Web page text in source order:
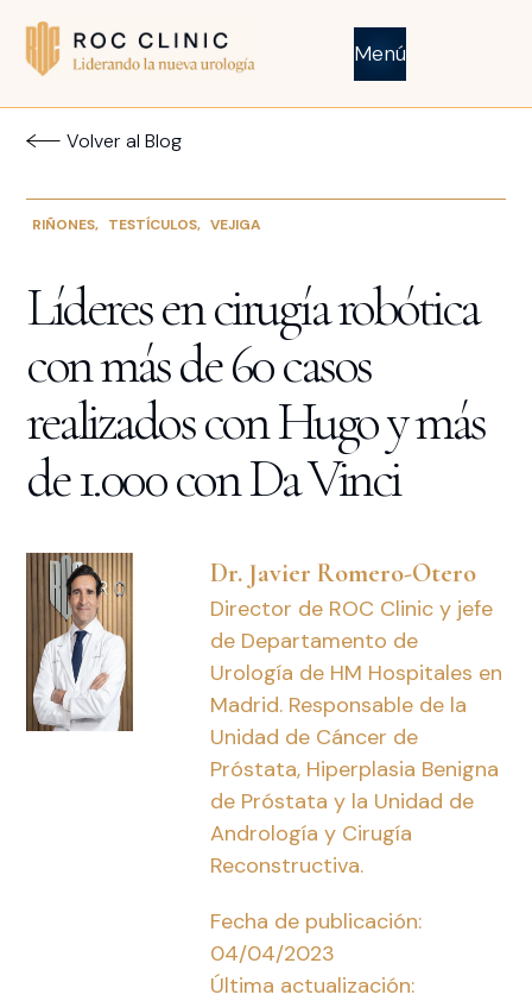
Menú
Volver al Blog
RIÑONES, TESTÍCULOS, VEJIGA
Líderes en cirugía robótica
con más de 60 casos
realizados con Hugo y más
de 1.000 con Da Vinci
Dr. Javier Romero-Otero
Director de ROC Clinic y jefe
de Departamento de
Urología de HM Hospitales en
Madrid. Responsable de la
Unidad de Cáncer de
Próstata, Hiperplasia Benigna
de Próstata y la Unidad de
Andrología y Cirugía
Reconstructiva.
Fecha de publicación:
04/04/2023
Última actualización: